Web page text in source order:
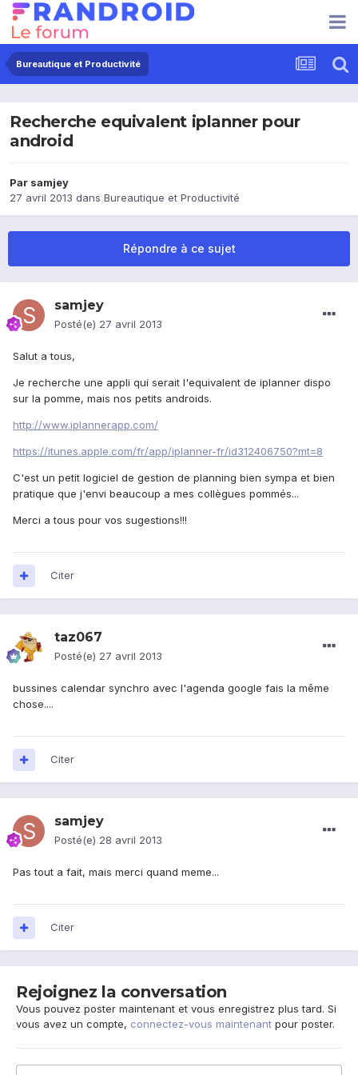
Bureautique et Productivité
Recherche equivalent iplanner pour
android
Par samjey
27 avril 2013 dans Bureautique et Productivité
Répondre à ce sujet
samjey
Posté(e) 27 avril 2013
Salut a tous,
Je recherche une appli qui serait l'equivalent de iplanner dispo
sur la pomme, mais nos petits androids.
http://www.iplannerapp.com/
https://itunes.apple.com/fr/app/iplanner-fr/id312406750?mt=8
C'est un petit logiciel de gestion de planning bien sympa et bien
pratique que j'envi beaucoup a mes collègues pommés...
Merci a tous pour vos sugestions!!!
Citer
taz067
Posté(e) 27 avril 2013
bussines calendar synchro avec l'agenda google fais la même
chose....
Citer
samjey
Posté(e) 28 avril 2013
Pas tout a fait, mais merci quand meme...
Citer
Rejoignez la conversation
Vous pouvez poster maintenant et vous enregistrez plus tard. Si
vous avez un compte, connectez-vous maintenant pour poster.